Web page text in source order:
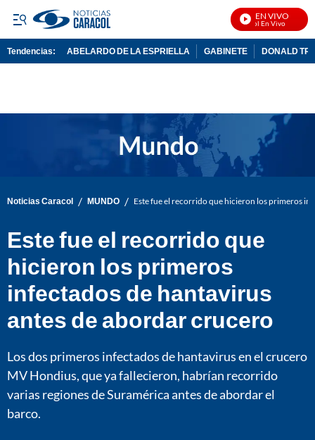
EN VIVO
Noticias Caracol En Vivo
Tendencias: ABELARDO DE LA ESPRIELLA GABINETE DONALD
Noticias Caracol / MUNDO / Este fue el recorrido que hicieron los primeros
Este fue el recorrido que
hicieron los primeros
infectados de hantavirus
antes de abordar crucero
Los dos primeros infectados de hantavirus en el crucero
MV Hondius, que ya fallecieron, habrían recorrido
varias regiones de Suramérica antes de abordar el
barco.